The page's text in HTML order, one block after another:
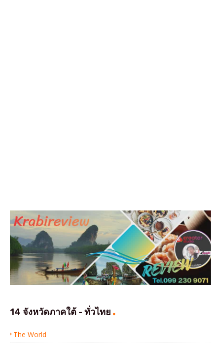
14 จังหวัดภาคใต้ - ทั่วไทย
The World